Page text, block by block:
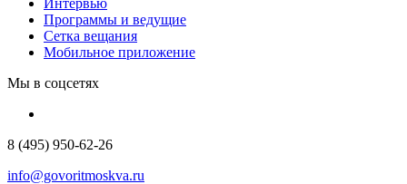
Программы и ведущие
Сетка вещания
Мобильное приложение
Мы в соцсетях
8 (495) 950-62-26
info@govoritmoskva.ru